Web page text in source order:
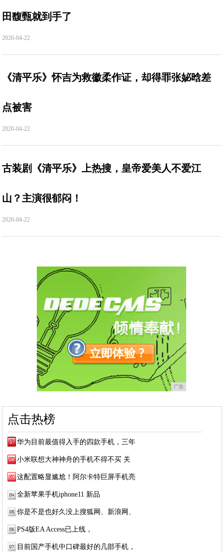
田馥甄就到手了
2020-04-22
《清平乐》怀吉为救徽柔作证，却得罪张妼晗差
点被害
2020-04-22
古装剧《清平乐》上热搜，皇帝爱美人不爱江
山？主演很郁闷！
2020-04-22
广告
点击热榜
华为目前最值得入手的四款手机，三年
小米联想大神神舟的手机不得不买 关
这配置略显尴尬！阿尔卡特巨屏手机亮
全新苹果手机iphone11 新品
你是不是也好久没上搜狐网、新浪网、
PS4版EA Access已上线，
目前国产手机中口碑最好的几部手机，